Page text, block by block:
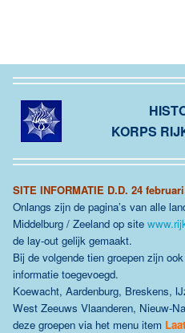
KORPS
SITE INFORMATIE D.D. 24
Onlangs zijn de pagina’s van alle
Middelburg / Zeeland op site
de lay-out gelijk gemaakt.
Bij de volgende tien groepen zijn
informatie toegevoegd.
Koewacht, Aardenburg, Breskens,
West Zeeuws Vlaanderen, Nieuw-
deze groepen via het menu item